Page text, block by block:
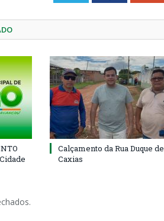
Calçamento da Rua Duque de
Caxias